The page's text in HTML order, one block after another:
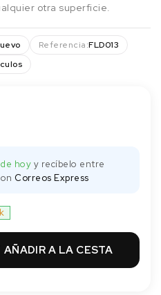
otra superficie.
Referencia:FLD013
hoy y recíbelo entre
Correos Express
AÑADIR A LA CESTA